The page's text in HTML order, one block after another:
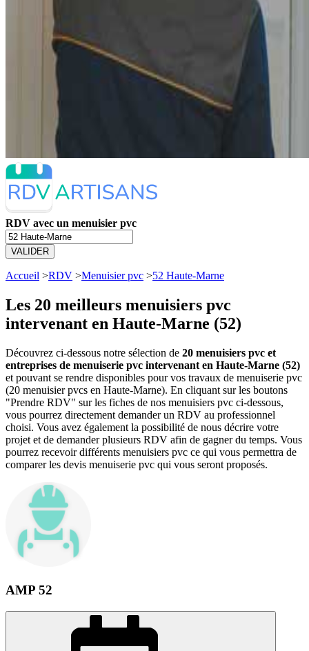
RDV avec un menuisier pvc
VALIDER
Accueil >RDV >Menuisier pvc >52 Haute-Marne
Les 20 meilleurs menuisiers pvc
intervenant en Haute-Marne (52)
Découvrez ci-dessous notre sélection de 20 menuisiers pvc et
entreprises de menuiserie pvc intervenant en Haute-Marne (52)
et pouvant se rendre disponibles pour vos travaux de menuiserie pvc
(20 menuisier pvcs en Haute-Marne). En cliquant sur les boutons
"Prendre RDV" sur les fiches de nos menuisiers pvc ci-dessous,
vous pourrez directement demander un RDV au professionnel
choisi. Vous avez également la possibilité de nous décrire votre
projet et de demander plusieurs RDV afin de gagner du temps. Vous
pourrez recevoir différents menuisiers pvc ce qui vous permettra de
comparer les devis menuiserie pvc qui vous seront proposés.
AMP 52